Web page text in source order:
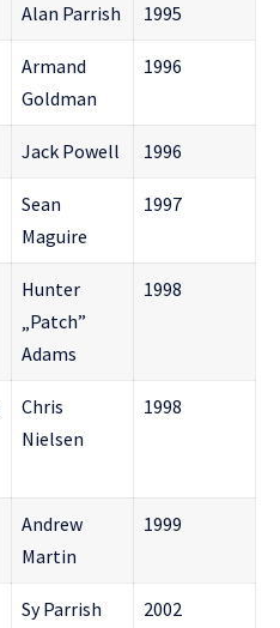
Alan Parrish 1995
Armand
Goldman
1996
Jack Powell 1996
Sean
Maguire
1997
Hunter
„Patch”
Adams
1998
Chris
Nielsen
1998
Andrew
Martin
1999
Sy Parrish 2002